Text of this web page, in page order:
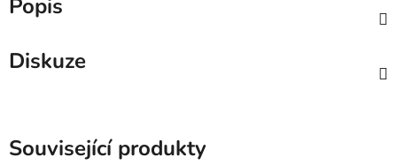
Popis
Diskuze
Související produkty